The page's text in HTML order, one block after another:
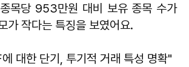
목당 953만원 대비 보유 종목 수가
가 작다는 특징을 보였어요.
대한 단기, 투기적 거래 특성 명확"